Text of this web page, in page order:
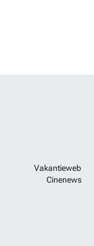
Vakantieweb
Cinenews